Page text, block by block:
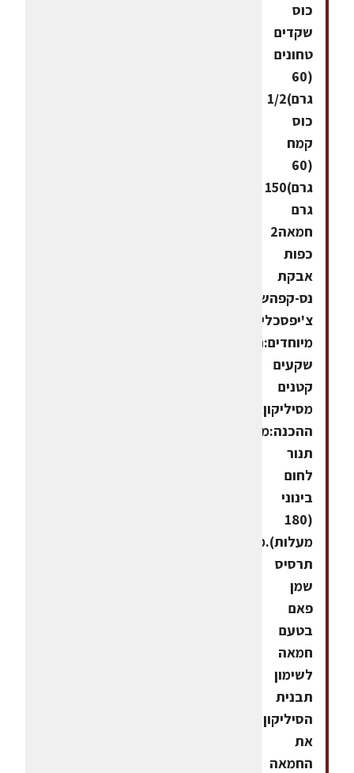
כוס
שקדים
טחונים
(60
גרם)1/2
כוס
קמח
(60
גרם)150
גרם
חמאה2
כפות
אבקת
נס-קפהשוקולד
צ'יפסכלים
מיוחדים:תבנית
שקעים
קטנים
מסיליקוןאופן
ההכנה:מחממים
תנור
לחום
בינוני
(180
מעלות).מתיזים
תרסיס
שמן
פאם
בטעם
חמאה
לשימון
תבנית
הסיליקון.מחממים
את
החמאה